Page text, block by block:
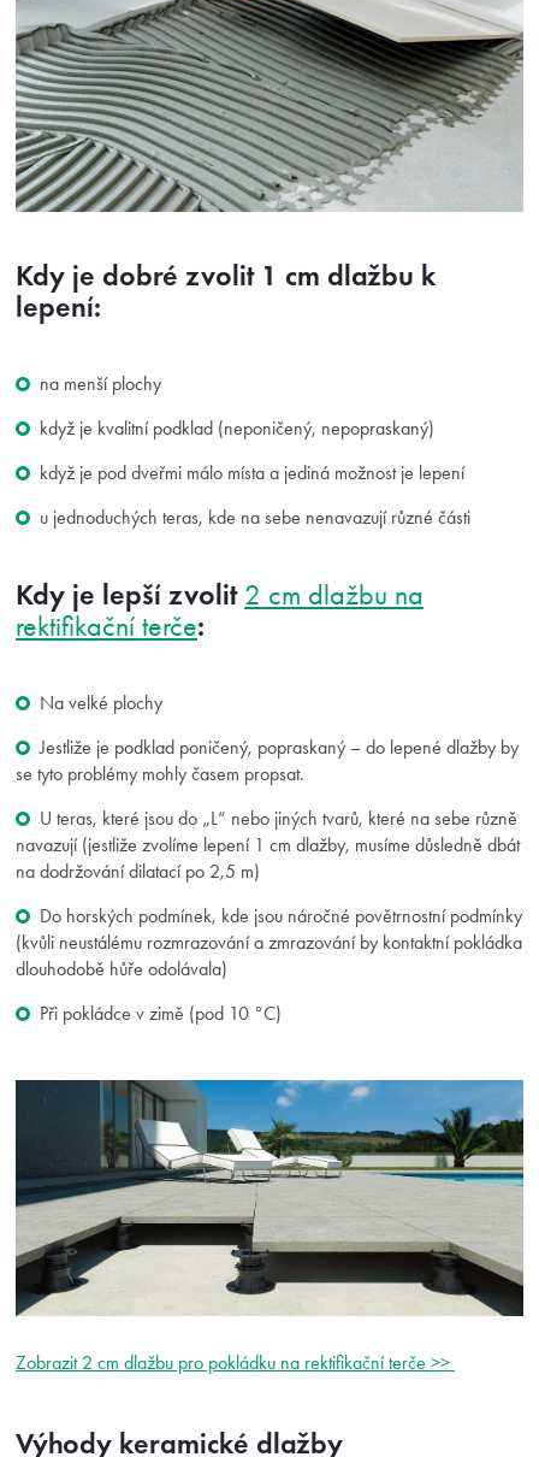
Kdy je dobré zvolit 1 cm dlažbu k
lepení:
na menší plochy
když je kvalitní podklad (neponičený, nepopraskaný)
když je pod dveřmi málo místa a jediná možnost je lepení
u jednoduchých teras, kde na sebe nenavazují různé části
Kdy je lepší zvolit 2 cm dlažbu na
rektifikační terče:
Na velké plochy
Jestliže je podklad poničený, popraskaný – do lepené dlažby by
se tyto problémy mohly časem propsat.
U teras, které jsou do „L“ nebo jiných tvarů, které na sebe různě
navazují (jestliže zvolíme lepení 1 cm dlažby, musíme důsledně dbát
na dodržování dilatací po 2,5 m)
Do horských podmínek, kde jsou náročné povětrnostní podmínky
(kvůli neustálému rozmrazování a zmrazování by kontaktní pokládka
dlouhodobě hůře odolávala)
Při pokládce v zimě (pod 10 °C)
Zobrazit 2 cm dlažbu pro pokládku na rektifikační terče >>
Výhody keramické dlažby